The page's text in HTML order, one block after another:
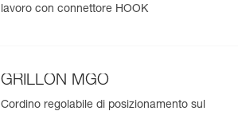
lavoro con connettore HOOK
GRILLON MGO
Cordino regolabile di posizionamento sul